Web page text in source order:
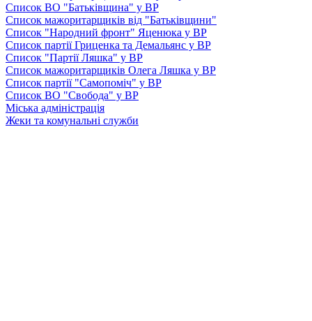
Список ВО "Батьківщина" у ВР
Список мажоритарщиків від "Батьківщини"
Список "Народний фронт" Яценюка у ВР
Список партії Гриценка та Демальянс у ВР
Список "Партії Ляшка" у ВР
Список мажоритарщиків Олега Ляшка у ВР
Список партії "Самопоміч" у ВР
Список ВО "Свобода" у ВР
Міська адміністрація
Жеки та комунальні служби